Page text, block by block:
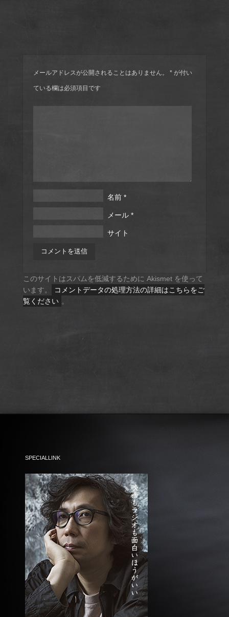
メールアドレスが公開されることはありません。 *が付い
ている欄は必須項目です
名前*
メール*
サイト
このサイトはスパムを低減するために Akismet を使って
います。
コメントデータの処理方法の詳細はこちらをご
覧ください 。
SPECIALLINK